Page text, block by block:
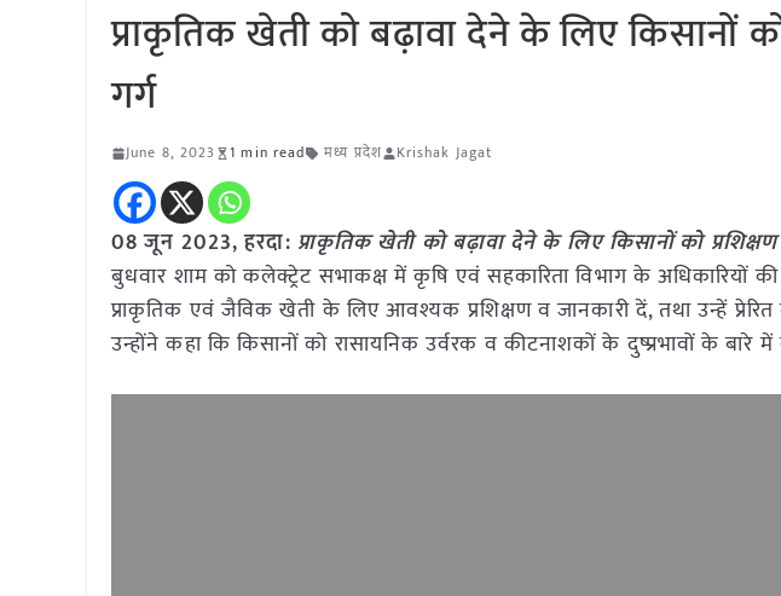
प्राकृतिक खेती को बढ़ावा देने के लिए किसानों
गर्ग
June 8, 2023 1 min read मध्य प्रदेश Krishak Jagat
08 जून 2023, हरदा: प्राकृतिक खेती को बढ़ावा देने के लिए किसानों को
बुधवार शाम को कलेक्ट्रेट सभाकक्ष में कृषि एवं सहकारिता विभाग के अधिकारियों
प्राकृतिक एवं जैविक खेती के लिए आवश्यक प्रशिक्षण व जानकारी दें, तथा उन्हें
उन्होंने कहा कि किसानों को रासायनिक उर्वरक व कीटनाशकों के दुष्प्रभावों के बारे में